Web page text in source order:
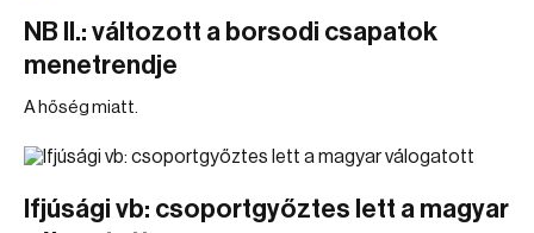
NB II.: változott a borsodi csapatok
menetrendje
A hőség miatt.
Ifjúsági vb: csoportgyőztes lett a magyar